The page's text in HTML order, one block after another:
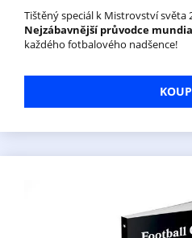
Tištěný speciál k Mistrovství světa
Nejzábavnější průvodce
každého fotbalového nadšence!